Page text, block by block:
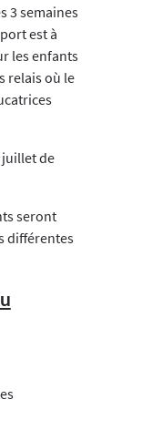
3 semaines
est à
les enfants
relais où le
juillet de
seront
différentes